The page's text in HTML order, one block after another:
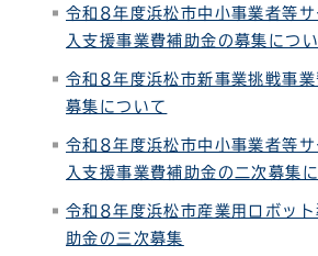
令和8年度浜松市中小事業者等
入支援事業費補助金の募集につ
令和8年度浜松市新事業挑戦事
募集について
令和8年度浜松市中小事業者等
入支援事業費補助金の二次募集
令和8年度浜松市産業用ロボッ
助金の三次募集